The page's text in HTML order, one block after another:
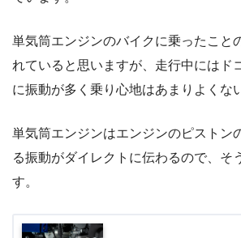
単気筒エンジンのバイクに乗ったこと
れていると思いますが、走行中にはド
に振動が多く乗り心地はあまりよくな
単気筒エンジンはエンジンのピストン
る振動がダイレクトに伝わるので、そ
す。